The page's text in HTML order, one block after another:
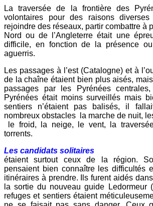
La traversée de la frontière des
volontaires pour des raisons
rejoindre des réseaux, partir combattre à
Nord ou de l’Angleterre était une
difficile, en fonction de la présence
aguerris.
Les passages à l’est (Catalogne) et à
de la chaîne étaient bien plus aisés,
passages par les Pyrénées
Pyrénées était moins surveillés mais
sentiers n’étaient pas balisés, il
nombreux obstacles la marche de nuit,
le froid, la neige, le vent, la
torrents.
Les candidats solitaires
étaient surtout ceux de la région.
pensaient bien connaître les difficultés
itinéraires à prendre. Ils furent aidés
la sortie du nouveau guide Ledormeur
refuges et sentiers étaient